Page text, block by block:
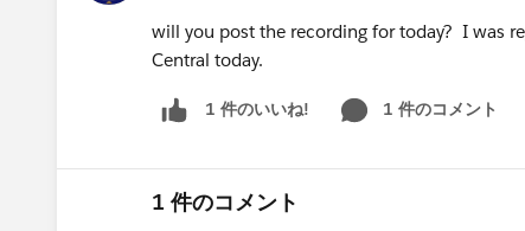
will you post the recording for today? I was
Central today.
1 件のいいね! 1 件のコメント
1 件のコメント